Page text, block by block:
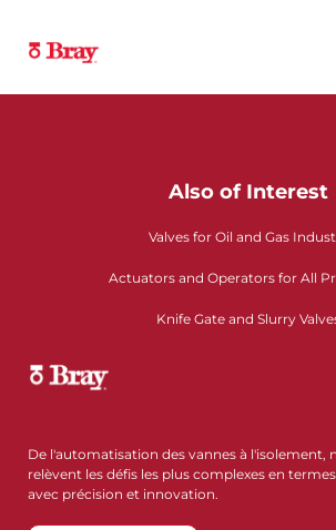
Also of Interest
Valves for Oil and Gas
Actuators and Operators for All
Knife Gate and Slurry
De l'automatisation des vannes à l'isolement,
relèvent les défis les plus complexes en
avec précision et innovation.